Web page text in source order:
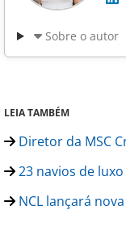
Sobre o autor
LEIA TAMBÉM
Diretor da MSC
23 navios de
NCL lançará